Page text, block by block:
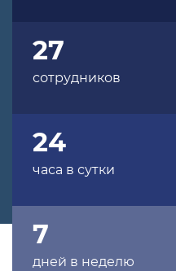
27
сотрудников
24
часа в сутки
7
дней в неделю